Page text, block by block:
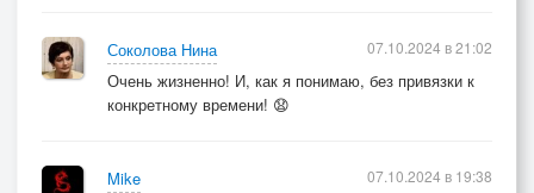
Соколова Нина
Очень жизненно! И, как я понимаю, без привязки к
конкретному времени! 😧
07.10.2024 в 21:02
Mike
07.10.2024 в 19:38